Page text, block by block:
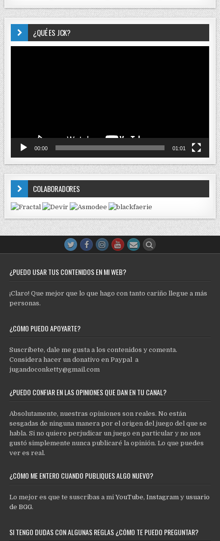
¿QUÉ ES JCK?
00:00 01:01
COLABORADORES
¿PUEDO USAR TUS CONTENIDOS EN MI WEB?
¡Claro! Que mejor que lo que hago con tanto cariño llegue a más
personas.
¿CÓMO PUEDO APOYARTE?
Suscríbete, dale me gusta a los contenidos y comenta.
Considera hacer un donativo en Paypal a
jugandoconketty@gmail.com
¿PUEDO CONFIAR EN LAS OPINIONES QUE DAN EN TU CANAL?
Absolutamente, nuestras opiniones son reales. No están
sesgadas de ninguna manera por el origen del juego del que se
habla. Si no quiero perjudicar un juego en particular y no nos
gustó simplemente nunca publicaré la opinión. Lo que puedes
ver es real.
¿CÓMO ME ENTERO CUANDO PUBLIQUES ALGO NUEVO?
Lo mejor es que te suscribas a miYouTube,Instagram y usuario
de BGG.
SI TENGO DUDAS CON ALGUNAS REGLAS ¿CÓMO TE PUEDO PREGUNTAR?